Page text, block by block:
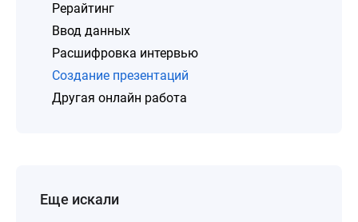
Рерайтинг
Ввод данных
Расшифровка интервью
Создание презентаций
Другая онлайн работа
Еще искали